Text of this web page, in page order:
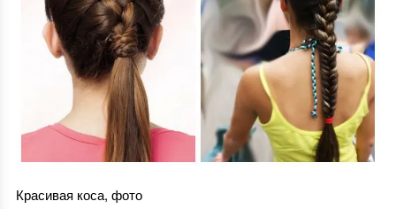
Красивая коса, фото